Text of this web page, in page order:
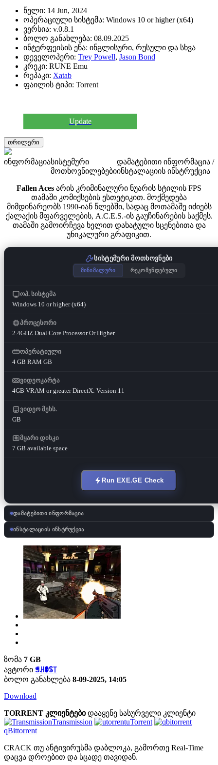
წელი: 14 Jun, 2024
ოპერაციული სისტემა: Windows 10 or higher (x64)
ვერსია: v.0.8.1
ბოლო განახლება: 08.09.2025
ინტერფეისის ენა: ინგლისური, რუსული და სხვა
დეველოპერი: Trey Powell, Jason Bond
კრეკი: RUNE Emu
რეპაკი: Xatab
ფაილის ტიპი: Torrent
Update
თრილერი
ინფორმაციასისტემური
მოთხოვნილებები
დამატებითი ინფორმაცია /
ინსტალაციის ინსტრუქცია
Fallen Aces არის კრიმინალური ნუარის სტილის FPS
თამაში კომიქსების ესთეტიკით. მოქმედება
მიმდინარეობს 1990-იან წლებში, სადაც მოთამაშე იძიებს
ქალაქის მფარველების, A.C.E.S.-ის გაუჩინარების საქმეს.
თამაში გამოირჩევა ხელით დახატული სცენებითა და
უნიკალური გრაფიკით.
სისტემური მოთხოვნები
მინიმალური რეკომენდებული
ოპ. სისტემა
Windows 10 or higher (x64)
პროცესორი
2.4GHZ Dual Core Processor Or Higher
ოპერატიული
4 GB RAM GB
ვიდეოკარტა
4GB VRAM or greater DirectX: Version 11
ვიდეო მეხს.
GB
მყარი დისკი
7 GB available space
Run EXE.GE Check
დამატებითი ინფორმაცია
ინსტალაციის ინსტრუქცია
ზომა 7 GB
ავტორი ꁅꃅꂦꌗ꓄
ბოლო განახლება 8-09-2025, 14:05
Download
TORRENT კლიენტები დააყენე სასურველი კლიენტი
Transmission
uTorrent
qBittorrent
CRACK თუ ანტივირუსმა დაბლოკა, გამორთე Real-Time
დაცვა დროებით და სცადე თავიდან.